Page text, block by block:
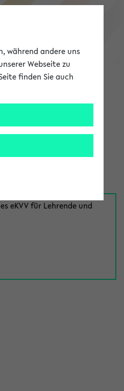
eKVV für Lehrende und
während andere uns
Webseite zu
finden Sie auch